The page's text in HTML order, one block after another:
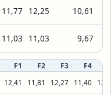
11,77 12,25 10,61
11,03 11,03 9,67
F1 F2 F3 F4
12,41 11,81 12,27 11,40